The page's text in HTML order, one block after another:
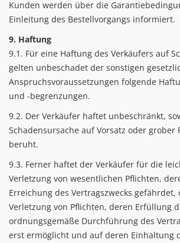
Kunden werden über die
Einleitung des Bestellvorgangs informiert.
9. Haftung
9.1. Für eine Haftung des Verkäufers auf
gelten unbeschadet der sonstigen
Anspruchsvoraussetzungen folgende
und -begrenzungen.
9.2. Der Verkäufer haftet unbeschränkt,
Schadensursache auf Vorsatz oder grober
beruht.
9.3. Ferner haftet der Verkäufer für die
Verletzung von wesentlichen Pflichten,
Erreichung des Vertragszwecks
Verletzung von Pflichten, deren Erfüllung
ordnungsgemäße Durchführung des
erst ermöglicht und auf deren Einhaltung